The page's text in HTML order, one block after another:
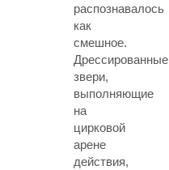
распознавалось
как
смешное.
Дрессированные
звери,
выполняющие
на
цирковой
арене
действия,